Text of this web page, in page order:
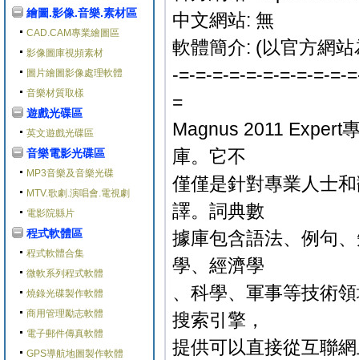
繪圖.影像.音樂.素材區
CAD.CAM專業繪圖區
影像圖庫視頻素材
圖片繪圖影像處理軟體
音樂材質取樣
遊戲光碟區
英文遊戲光碟區
音樂電影光碟區
MP3音樂及音樂光碟
MTV.歌劇.演唱會.電視劇
電影院縣片
程式軟體區
程式軟體合集
微軟系列程式軟體
燒錄光碟製作軟體
商用管理勵志軟體
電子郵件傳真軟體
GPS導航地圖製作軟體
中文網站: 無
軟體簡介: (以官方網站
-=-=-=-=-=-=-=-=-=-=-
=
Magnus 2011 Expert
庫。它不
僅僅是針對專業人士
譯。詞典數
據庫包含語法、例句
學、經濟學
、科學、軍事等技術
搜索引擎，
提供可以直接從互聯